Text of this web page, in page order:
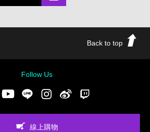
Back to top
Follow Us
FacebookYoutubeLINE Instgram新浪微博
線上購物